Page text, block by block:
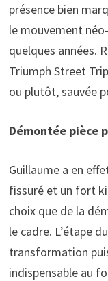
présence bien
le mouvement
quelques années.
Triumph Street
ou plutôt, sauvée
Démontée pièce
Guillaume a en
fissuré et un fort
choix que de la
le cadre. L’étape
transformation
indispensable au